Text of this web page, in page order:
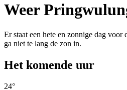
Weer
Er staat een hete en zonnige dag
ga niet te lang de zon in.
Het komende uur
24°